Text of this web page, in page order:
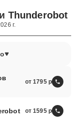
Thunderobot
г.
от 1795
от 1595